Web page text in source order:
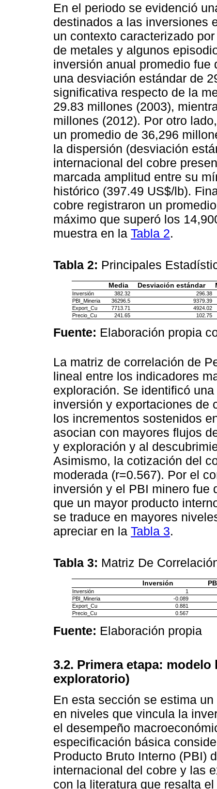
En el periodo se evidenció
destinados a las inversiones
un contexto caracterizado
de metales y algunos
inversión anual promedio
una desviación estándar de
significativa respecto de la
29.83 millones (2003),
millones (2012). Por otro
un promedio de 36,296
la dispersión (desviación
internacional del cobre
marcada amplitud entre su
histórico (397.49 US$/lb).
cobre registraron un
máximo que superó los
muestra en la Tabla 2.
Tabla 2: Principales
Media Desviación estándar
Inversión 382.32
296.38
PBI_Mineria
36296.5
9379.39
Export_Cu
7713.71
4924.02
Precio_Cu
241.65 102.75
Fuente: Elaboración propia
La matriz de correlación de
lineal entre los indicadores
exploración. Se identificó
inversión y exportaciones de
los incrementos sostenidos
asocian con mayores flujos
y exploración y al
Asimismo, la cotización del
moderada (r=0.567). Por el
inversión y el PBI minero fue
que un mayor producto
se traduce en mayores
apreciar en la Tabla 3.
Tabla 3: Matriz De
Inversión
Inversión
1
PBI_Mineria
-0.089
Export_Cu
0.881
Precio_Cu
0.567
Fuente: Elaboración propia
3.2. Primera etapa:
exploratorio)
En esta sección se estima
en niveles que vincula la
el desempeño
especificación básica
Producto Bruto Interno (PBI)
internacional del cobre y las
con la literatura que resalta